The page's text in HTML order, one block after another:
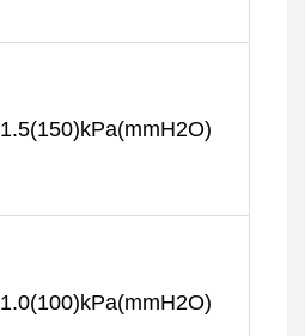
1.5(150)kPa(mmH2O)
1.0(100)kPa(mmH2O)